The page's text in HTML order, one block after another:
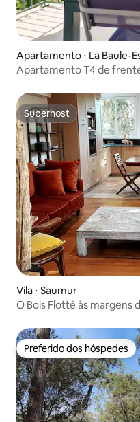
Apartamento ⋅ La Baule-
Apartamento T4 de
Superhost
Superhost
Vila ⋅ Saumur
O Bois Flotté às margens
Preferido dos hóspedes
Preferido dos hóspedes